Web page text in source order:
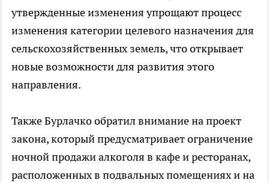
утвержденные изменения упрощают процесс
изменения категории целевого назначения для
сельскохозяйственных земель, что открывает
новые возможности для развития этого
направления.
Также Бурлачко обратил внимание на проект
закона, который предусматривает ограничение
ночной продажи алкоголя в кафе и ресторанах,
расположенных в подвальных помещениях и на